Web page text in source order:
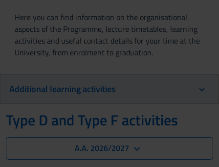
Here you can find information on the organisational
aspects of the Programme, lecture timetables, learning
activities and useful contact details for your time at the
University, from enrolment to graduation.
Additional learning activities
Type D and Type F activities
A.A. 2026/2027